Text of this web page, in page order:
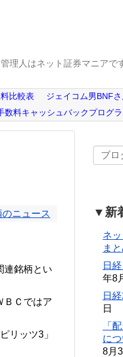
理人はネット証券マニアで
比較表
ジェイコム男BNF
数料キャッシュバックプログ
ニュース
連銘柄とい
ＢＣではア
リッツ3」
▼新
ネ
ま
日
年8
日
日
「
に
8月3